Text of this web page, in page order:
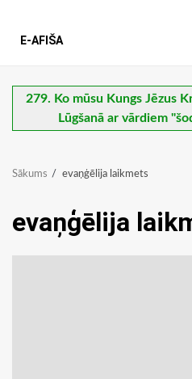
E-AFIŠA
279. Ko mūsu Kungs Jēzus
Lūgšanā ar vārdiem
Sākums evaņģēlija laikmets
evaņģēlija